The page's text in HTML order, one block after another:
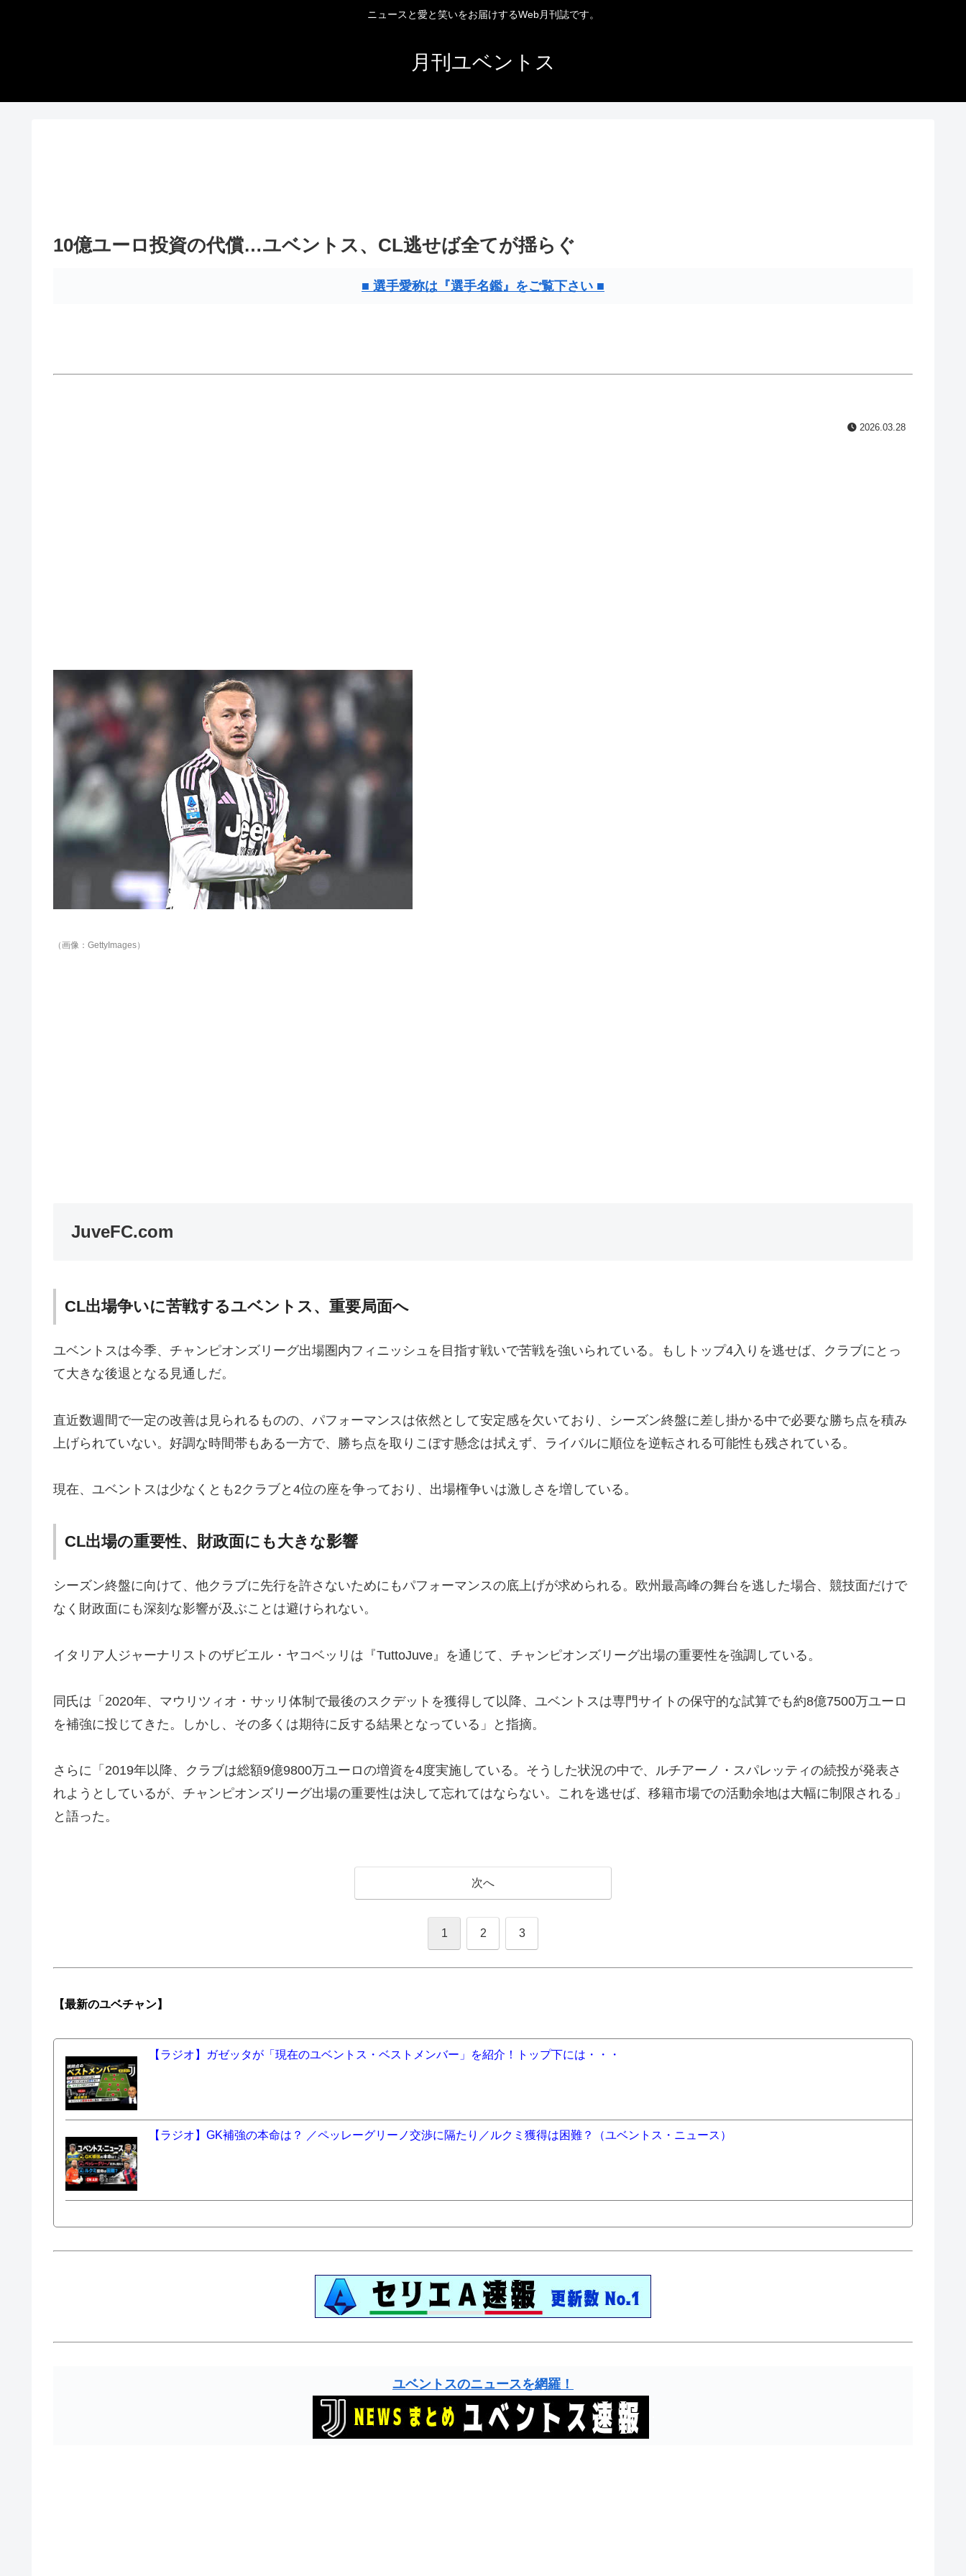
ニュースと愛と笑いをお届けするWeb月刊誌です。
月刊ユベントス
10億ユーロ投資の代償…ユベントス、CL逃せば全てが揺らぐ
■ 選手愛称は『選手名鑑』をご覧下さい ■
2026.03.28
（画像：GettyImages）
JuveFC.com
CL出場争いに苦戦するユベントス、重要局面へ
ユベントスは今季、チャンピオンズリーグ出場圏内フィニッシュを目指す戦いで苦戦を強いられている。もしトップ4入りを逃せば、クラブにとっ
て大きな後退となる見通しだ。
直近数週間で一定の改善は見られるものの、パフォーマンスは依然として安定感を欠いており、シーズン終盤に差し掛かる中で必要な勝ち点を積み
上げられていない。好調な時間帯もある一方で、勝ち点を取りこぼす懸念は拭えず、ライバルに順位を逆転される可能性も残されている。
現在、ユベントスは少なくとも2クラブと4位の座を争っており、出場権争いは激しさを増している。
CL出場の重要性、財政面にも大きな影響
シーズン終盤に向けて、他クラブに先行を許さないためにもパフォーマンスの底上げが求められる。欧州最高峰の舞台を逃した場合、競技面だけで
なく財政面にも深刻な影響が及ぶことは避けられない。
イタリア人ジャーナリストのザビエル・ヤコベッリは『TuttoJuve』を通じて、チャンピオンズリーグ出場の重要性を強調している。
同氏は「2020年、マウリツィオ・サッリ体制で最後のスクデットを獲得して以降、ユベントスは専門サイトの保守的な試算でも約8億7500万ユーロ
を補強に投じてきた。しかし、その多くは期待に反する結果となっている」と指摘。
さらに「2019年以降、クラブは総額9億9800万ユーロの増資を4度実施している。そうした状況の中で、ルチアーノ・スパレッティの続投が発表さ
れようとしているが、チャンピオンズリーグ出場の重要性は決して忘れてはならない。これを逃せば、移籍市場での活動余地は大幅に制限される」
と語った。
次へ
1 2 3
【最新のユベチャン】
【ラジオ】ガゼッタが「現在のユベントス・ベストメンバー」を紹介！トップ下には・・・
【ラジオ】GK補強の本命は？ ／ペッレーグリーノ交渉に隔たり／ルクミ獲得は困難？（ユベントス・ニュース）
ユベントスのニュースを網羅！